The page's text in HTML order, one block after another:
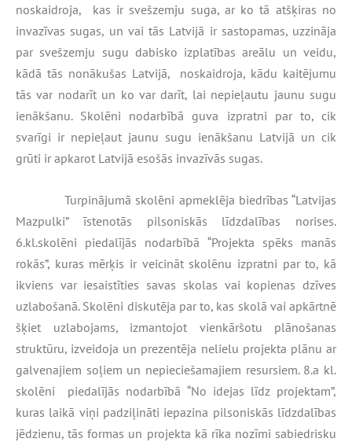
noskaidroja, kas ir svešzemju suga, ar ko tā atšķiras no
invazīvas sugas, un vai tās Latvijā ir sastopamas, uzzināja
par svešzemju sugu dabisko izplatības areālu un veidu,
kādā tās nonākušas Latvijā, noskaidroja, kādu kaitējumu
tās var nodarīt un ko var darīt, lai nepieļautu jaunu sugu
ienākšanu. Skolēni nodarbībā guva izpratni par to, cik
svarīgi ir nepieļaut jaunu sugu ienākšanu Latvijā un cik
grūti ir apkarot Latvijā esošās invazīvās sugas.
Turpinājumā skolēni apmeklēja biedrības “Latvijas
Mazpulki” īstenotās pilsoniskās līdzdalības norises.
6.kl.skolēni piedalījās nodarbībā “Projekta spēks manās
rokās”, kuras mērķis ir veicināt skolēnu izpratni par to, kā
ikviens var iesaistīties savas skolas vai kopienas dzīves
uzlabošanā. Skolēni diskutēja par to, kas skolā vai apkārtnē
šķiet uzlabojams, izmantojot vienkāršotu plānošanas
struktūru, izveidoja un prezentēja nelielu projekta plānu ar
galvenajiem soļiem un nepieciešamajiem resursiem. 8.a kl.
skolēni piedalījās nodarbībā “No idejas līdz projektam”,
kuras laikā viņi padziļināti iepazina pilsoniskās līdzdalības
jēdzienu, tās formas un projekta kā rīka nozīmi sabiedrisku